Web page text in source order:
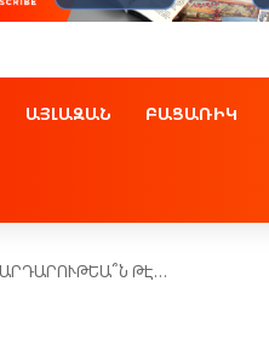
ԱՅԼԱԶԱՆ ԲԱՑԱՌԻԿ
ԹԷ…